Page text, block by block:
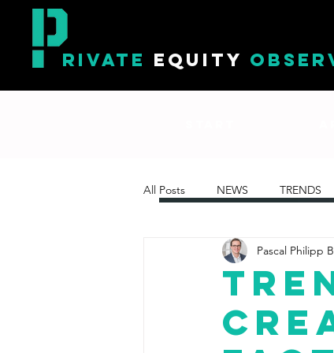
RIVATE EQUITY
All Posts NEWS TRENDS
Pascal Philipp